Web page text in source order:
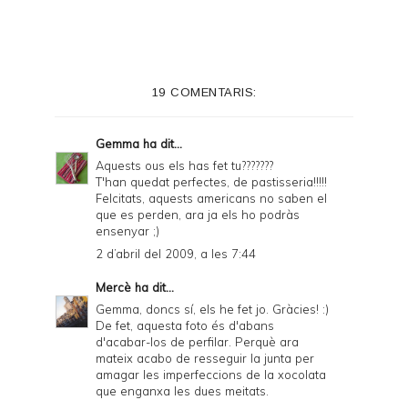
19 COMENTARIS:
Gemma ha dit...
Aquests ous els has fet tu???????
T'han quedat perfectes, de pastisseria!!!!!
Felcitats, aquests americans no saben el
que es perden, ara ja els ho podràs
ensenyar ;)
2 d’abril del 2009, a les 7:44
Mercè ha dit...
Gemma, doncs sí, els he fet jo. Gràcies! :)
De fet, aquesta foto és d'abans
d'acabar-los de perfilar. Perquè ara
mateix acabo de resseguir la junta per
amagar les imperfeccions de la xocolata
que enganxa les dues meitats.